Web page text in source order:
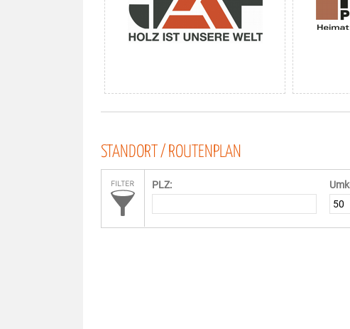
STANDORT / ROUTENPLAN
PLZ: